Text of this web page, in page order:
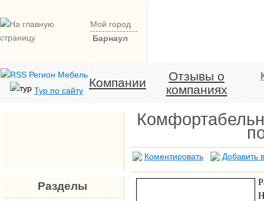
Мой город
Барнаул
Тур по сайту
Компании
Отзывы о
компаниях
Разделы
Коментировать Добавить